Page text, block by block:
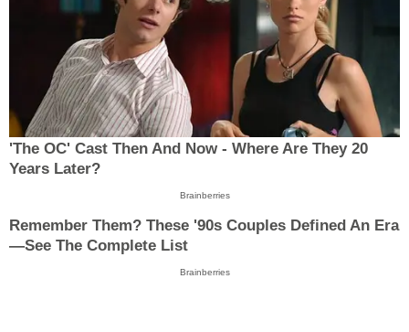
'The OC' Cast Then And Now - Where Are They 20
Years Later?
Brainberries
Remember Them? These '90s Couples Defined An Era
—See The Complete List
Brainberries